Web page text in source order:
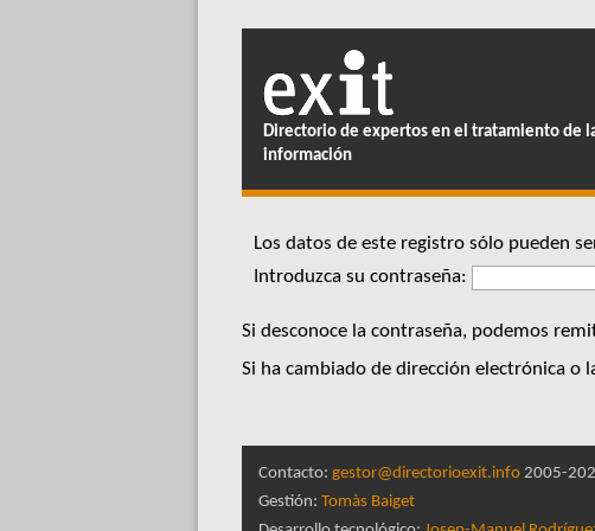
Directorio de expertos en el tratamiento de
información
Los datos de este registro sólo pueden
Introduzca su contraseña:
Si desconoce la contraseña, podemos
Si ha cambiado de dirección electrónica o
Contacto: gestor@directorioexit.info 2005-
Gestión: Tomàs Baiget